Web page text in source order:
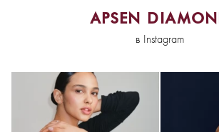
APSEN
в Instagram